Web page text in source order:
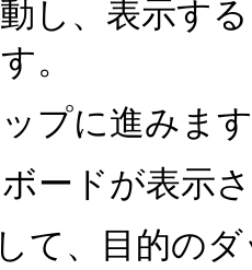
動し、表示す
。
プに進みま
ードが表示
て、目的の